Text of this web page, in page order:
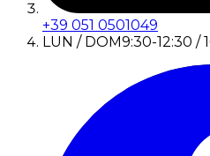
+39 051 0501049
LUN / DOM9:30-12:30 /